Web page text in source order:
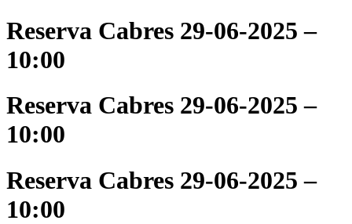
Reserva Cabres 29-06-2025 –
10:00
Reserva Cabres 29-06-2025 –
10:00
Reserva Cabres 29-06-2025 –
10:00